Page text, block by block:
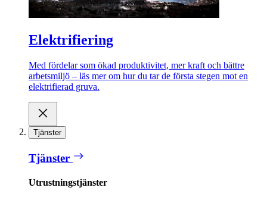
Elektrifiering
Med fördelar som ökad produktivitet, mer kraft och bättre
arbetsmiljö – läs mer om hur du tar de första stegen mot en
elektrifierad gruva.
Tjänster
Tjänster
Utrustningstjänster